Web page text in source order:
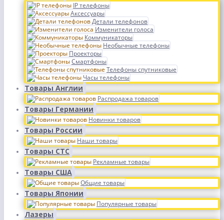
IP телефоны
Аксессуары
Детали телефонов
Изменители голоса
Коммуникаторы
Необычные телефоны
Проекторы
Смартфоны
Телефоны спутниковые
Часы телефоны
Товары Англии
Распродажа товаров
Товары Германии
Новинки товаров
Товары России
Наши товары
Товары СТС
Рекламные товары
Товары США
Общие товары
Товары Японии
Популярные товары
Лазеры